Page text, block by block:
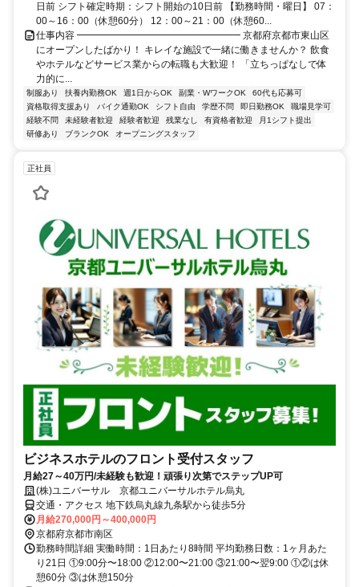
日前 シフト確定時期：シフト開始の10日前 【勤務時間・曜日】 07：
00～16：00（休憩60分） 12：00～21：00（休憩60...
仕事内容 ━━━━━━━━━━━━━━━━━ 京都府京都市東山区
にオープンしたばかり！ キレイな施設で一緒に働きませんか？ 飲食
やホテルなどサービス業からの転職も大歓迎！ 「立ちっぱなしで体
力的に...
制服あり 扶養内勤務OK 週1日からOK 副業・WワークOK
60代も応募可
資格取得支援あり
バイク通勤OK シフト自由 学歴不問 即日勤務OK
職場見学可
経験不問
未経験者歓迎 経験者歓迎 残業なし 有資格者歓迎
月1シフト提出
研修あり
ブランクOK オープニングスタッフ
正社員
ビジネスホテルのフロント受付スタッフ
月給27～40万円/未経験も歓迎！頑張り次第でステップUP可
(株)ユニバーサル 京都ユニバーサルホテル烏丸
交通・アクセス 地下鉄烏丸線九条駅から徒歩5分
月給270,000円～400,000円
京都府京都市南区
勤務時間詳細 実働時間：1日あたり8時間 平均勤務日数：1ヶ月あた
り21日 ①9:00分〜18:00 ②12:00〜21:00 ③21:00〜翌9:00 ①②は休
憩60分 ③は休憩150分